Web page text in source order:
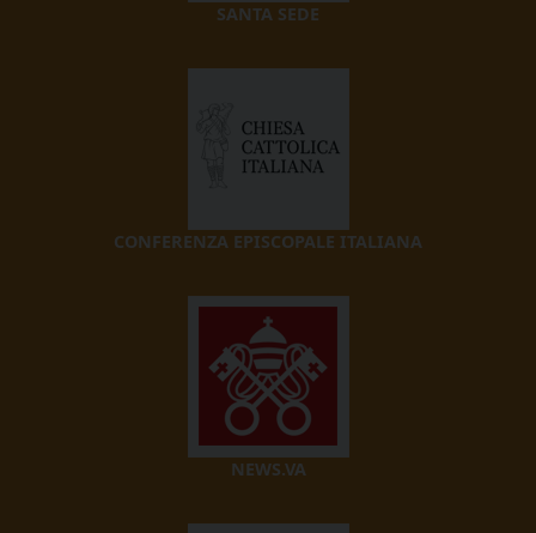
SANTA SEDE
CONFERENZA EPISCOPALE ITALIANA
NEWS.VA